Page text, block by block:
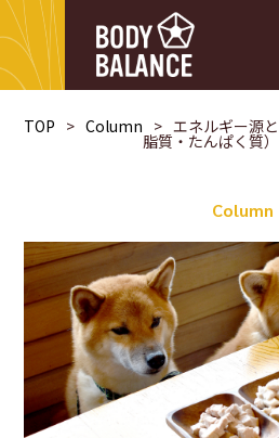
TOP Column エネルギー源
脂質・たんぱく質）
Column